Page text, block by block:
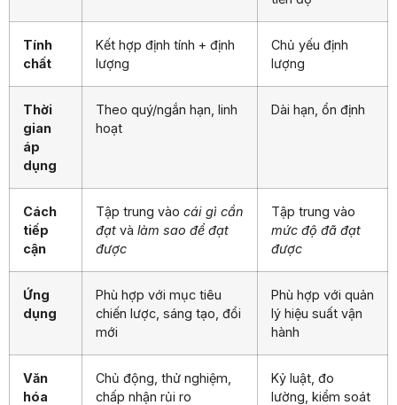
Tính
chất
Kết hợp định tính + định
lượng
Chủ yếu định
lượng
Thời
gian
áp
dụng
Theo quý/ngắn hạn, linh
hoạt
Dài hạn, ổn định
Cách
tiếp
cận
Tập trung vào cái gì cần
đạt và làm sao để đạt
được
Tập trung vào
mức độ đã đạt
được
Ứng
dụng
Phù hợp với mục tiêu
chiến lược, sáng tạo, đổi
mới
Phù hợp với quản
lý hiệu suất vận
hành
Văn
hóa
Chủ động, thử nghiệm,
chấp nhận rủi ro
Kỷ luật, đo
lường, kiểm soát